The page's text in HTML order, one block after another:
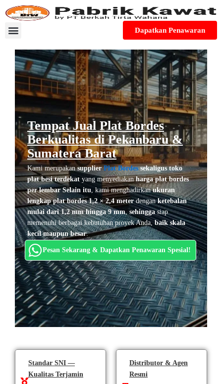
content
Dapatkan Penawaran
Tempat Jual Plat Bordes
Berkualitas di Pekanbaru &
Sumatera Barat
Kami merupakansupplierPlat Bordessekaligus toko
plat besi terdekat yang menyediakanharga plat bordes
per lembarSelain itu , kami menghadirkanukuran
lengkap plat bordes 1,2 × 2,4 meterdenganketebalan
mulai dari 1,2 mm hingga 9 mm,sehinggasiap
memenuhi berbagai kebutuhan proyek Anda,baik skala
kecil maupun besar.
Pesan Sekarang & Dapatkan Penawaran Spesial!
Standar SNI —
Kualitas Terjamin
Distributor & Agen
Resmi